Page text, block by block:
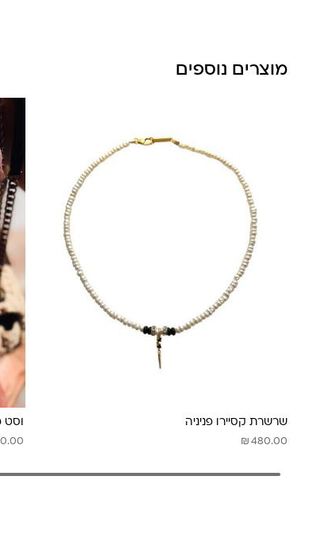
מוצרים נוספים
שרשרת קסיירו פניניה
₪ 480.00
וסט